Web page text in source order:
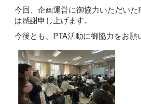
今回、企画運営に御協力いただいた
は感謝申し上げます。
今後とも、PTA活動に御協力をお願